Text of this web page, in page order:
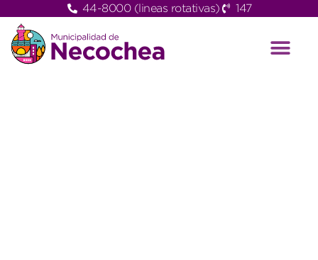
44-8000 (lineas rotativas) 147